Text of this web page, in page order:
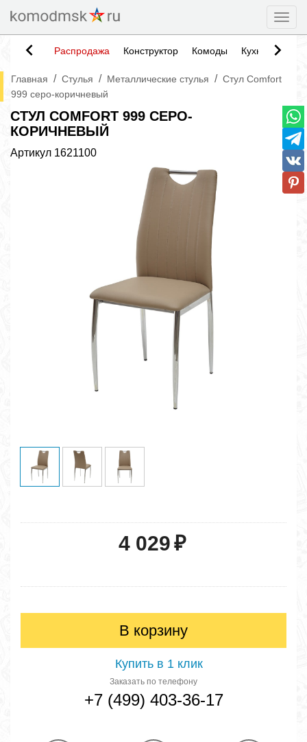
Распродажа Конструктор Комоды Кухни
Главная / Стулья / Металлические стулья / Стул Comfort
999 серо-коричневый
СТУЛ COMFORT 999 СЕРО-
КОРИЧНЕВЫЙ
Артикул 1621100
4 029₽
В корзину
Купить в 1 клик
Заказать по телефону
+7 (499) 403-36-17